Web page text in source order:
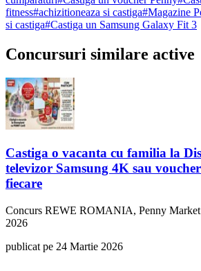
fitness#achizitioneaza si castiga#Magazine
si castiga#Castiga un Samsung Galaxy Fit 3
Concursuri similare active
Castiga o vacanta cu familia la
televizor Samsung 4K sau
fiecare
Concurs REWE ROMANIA, Penny Market
2026
publicat pe 24 Martie 2026